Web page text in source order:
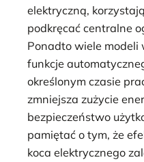
elektryczną,
podkręcać centralne
Ponadto wiele
funkcje
określonym czasie
zmniejsza zużycie
bezpieczeństwo
pamiętać o tym, że
koca elektrycznego